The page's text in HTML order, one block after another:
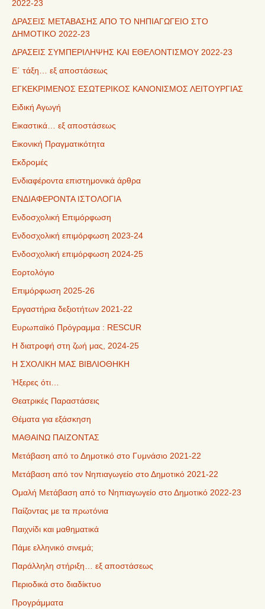
2022-23
ΔΡΑΣΕΙΣ ΜΕΤΑΒΑΣΗΣ ΑΠΟ ΤΟ ΝΗΠΙΑΓΩΓΕΙΟ ΣΤΟ
ΔΗΜΟΤΙΚΟ 2022-23
ΔΡΑΣΕΙΣ ΣΥΜΠΕΡΙΛΗΨΗΣ ΚΑΙ ΕΘΕΛΟΝΤΙΣΜΟΥ 2022-23
Ε΄ τάξη… εξ αποστάσεως
ΕΓΚΕΚΡΙΜΕΝΟΣ ΕΣΩΤΕΡΙΚΟΣ ΚΑΝΟΝΙΣΜΟΣ ΛΕΙΤΟΥΡΓΙΑΣ
Ειδική Αγωγή
Εικαστικά… εξ αποστάσεως
Εικονική Πραγματικότητα
Εκδρομές
Ενδιαφέροντα επιστημονικά άρθρα
ΕΝΔΙΑΦΕΡΟΝΤΑ ΙΣΤΟΛΟΓΙΑ
Ενδοσχολική Επιμόρφωση
Ενδοσχολική επιμόρφωση 2023-24
Ενδοσχολική επιμόρφωση 2024-25
Εορτολόγιο
Επιμόρφωση 2025-26
Εργαστήρια δεξιοτήτων 2021-22
Ευρωπαϊκό Πρόγραμμα : RESCUR
Η διατροφή στη ζωή μας, 2024-25
Η ΣΧΟΛΙΚΗ ΜΑΣ ΒΙΒΛΙΟΘΗΚΗ
Ήξερες ότι…
Θεατρικές Παραστάσεις
Θέματα για εξάσκηση
ΜΑΘΑΙΝΩ ΠΑΙΖΟΝΤΑΣ
Μετάβαση από το Δημοτικό στο Γυμνάσιο 2021-22
Μετάβαση από τον Νηπιαγωγείο στο Δημοτικό 2021-22
Ομαλή Μετάβαση από το Νηπιαγωγείο στο Δημοτικό 2022-23
Παίζοντας με τα πρωτόνια
Παιχνίδι και μαθηματικά
Πάμε ελληνικό σινεμά;
Παράλληλη στήριξη… εξ αποστάσεως
Περιοδικά στο διαδίκτυο
Προγράμματα